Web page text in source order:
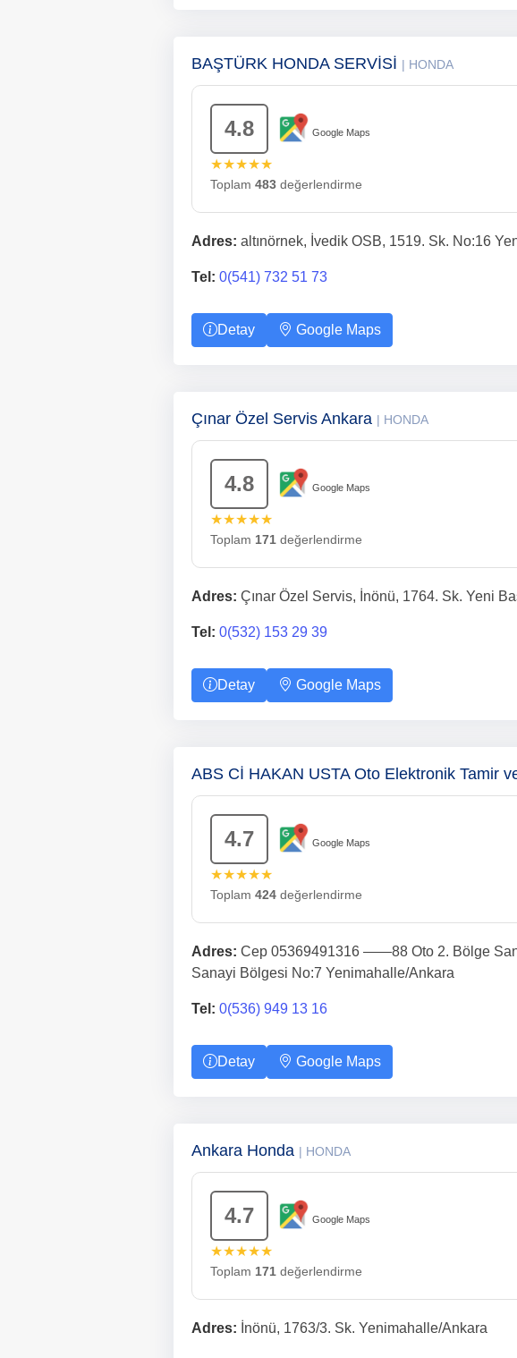
BAŞTÜRK HONDA SERVİSİ | HONDA
4.8 Google Maps
★★★★★
Toplam 483değerlendirme
Adres: altınörnek, İvedik OSB, 1519. Sk. No:16
Tel: 0(541) 732 51 73
Detay Google Maps
Çınar Özel Servis Ankara | HONDA
4.8 Google Maps
★★★★★
Toplam 171değerlendirme
Adres: Çınar Özel Servis, İnönü, 1764. Sk. Yeni
Tel: 0(532) 153 29 39
Detay Google Maps
ABS Cİ HAKAN USTA Oto Elektronik Tamir
4.7 Google Maps
★★★★★
Toplam 424değerlendirme
Adres: Cep 05369491316 ——88 Oto 2. Bölge
Sanayi Bölgesi No:7 Yenimahalle/Ankara
Tel: 0(536) 949 13 16
Detay Google Maps
Ankara Honda | HONDA
4.7 Google Maps
★★★★★
Toplam 171değerlendirme
Adres: İnönü, 1763/3. Sk. Yenimahalle/Ankara